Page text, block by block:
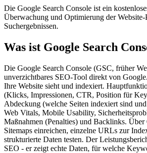
Die Google Search Console ist ein
Überwachung und Optimierung der Website-
Suchergebnissen.
Was ist Google Search
Die Google Search Console (GSC, früher
unverzichtbares SEO-Tool direkt von
Ihre Website sieht und indexiert.
(Klicks, Impressionen, CTR, Position für
Abdeckung (welche Seiten indexiert sind
Web Vitals, Mobile Usability,
Maßnahmen (Penalties) und Backlinks. Über
Sitemaps einreichen, einzelne URLs zur
strukturierte Daten testen. Der
SEO - er zeigt echte Daten, für welche